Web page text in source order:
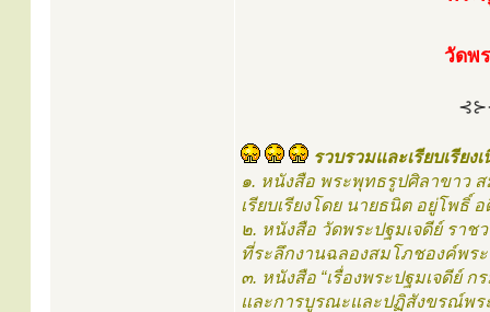
วัดพ
รวบรวมและเรียบเรียง
๑. หนังสือ พระพุทธรูปศิลาขาว
เรียบเรียงโดย นายธนิต อยู่โพธิ์
๒. หนังสือ วัดพระปฐมเจดีย์ ราช
ที่ระลึกงานฉลองสมโภชองค์พร
๓. หนังสือ “เรื่องพระปฐมเจดีย์
และการบูรณะและปฏิสังขรณ์พระ